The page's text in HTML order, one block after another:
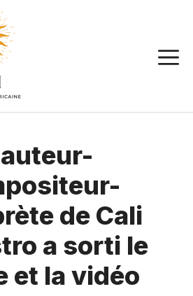
de Cali
a sorti le
et la vidéo